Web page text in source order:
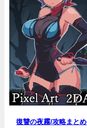
復讐の夜霧/攻略まとめ